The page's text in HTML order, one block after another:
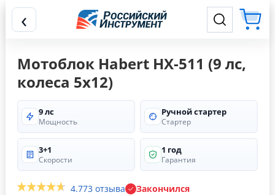
‹
Мотоблок Habert HХ-511 (9 лс,
колеса 5х12)
9 лс
Мощность
Ручной стартер
Стартер
3+1
Скорости
1 год
Гарантия
4.773 отзыва Закончился